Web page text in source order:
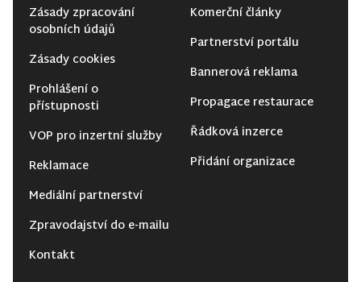
Zásady zpracování
osobních údajů
Zásady cookies
Prohlášení o
přístupnosti
VOP pro inzertní služby
Reklamace
Mediální partnerství
Zpravodajství do e-mailu
Kontakt
Komerční články
Partnerství portálu
Bannerová reklama
Propagace restaurace
Řádková inzerce
Přidání organizace